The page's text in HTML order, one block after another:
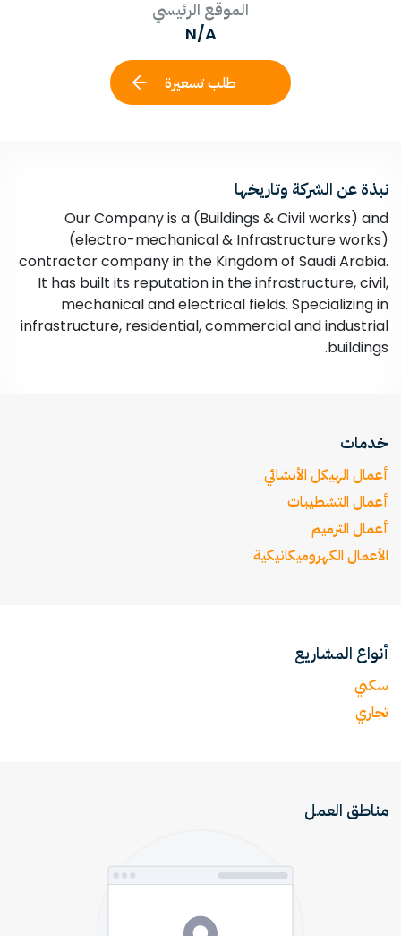
الموقع الرئيسي
N/A
طلب تسعيرة
نبذة عن الشركة وتاريخها
Our Company is a (Buildings & Civil works) and
(electro-mechanical & Infrastructure works)
contractor company in the Kingdom of Saudi Arabia.
It has built its reputation in the infrastructure, civil,
mechanical and electrical fields. Specializing in
infrastructure, residential, commercial and industrial
buildings.
خدمات
أعمال الهيكل الأنشائي
أعمال التشطيبات
أعمال الترميم
الأعمال الكهروميكانيكية
أنواع المشاريع
سكني
تجاري
مناطق العمل